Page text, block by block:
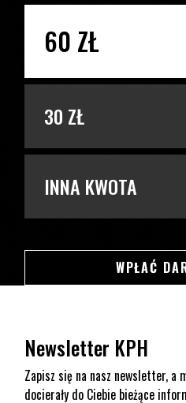
60 ZŁ
30 ZŁ
INNA KWOTA
WPŁAĆ
Newsletter KPH
Zapisz się na nasz newsletter, a
docierały do Ciebie bieżące